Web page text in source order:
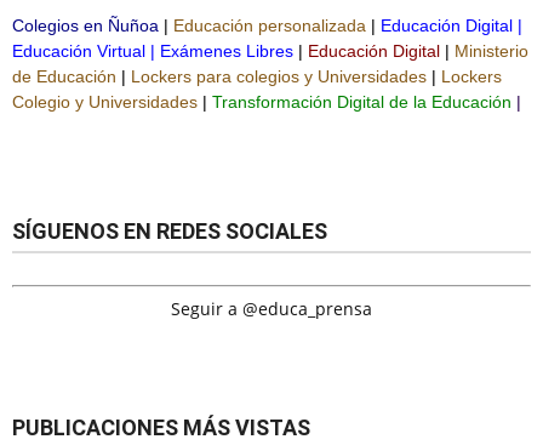
Colegios en Ñuñoa | Educación personalizada | Educación Digital |
Educación Virtual | Exámenes Libres | Educación Digital | Ministerio
de Educación | Lockers para colegios y Universidades | Lockers
Colegio y Universidades | Transformación Digital de la Educación |
SÍGUENOS EN REDES SOCIALES
Seguir a @educa_prensa
PUBLICACIONES MÁS VISTAS